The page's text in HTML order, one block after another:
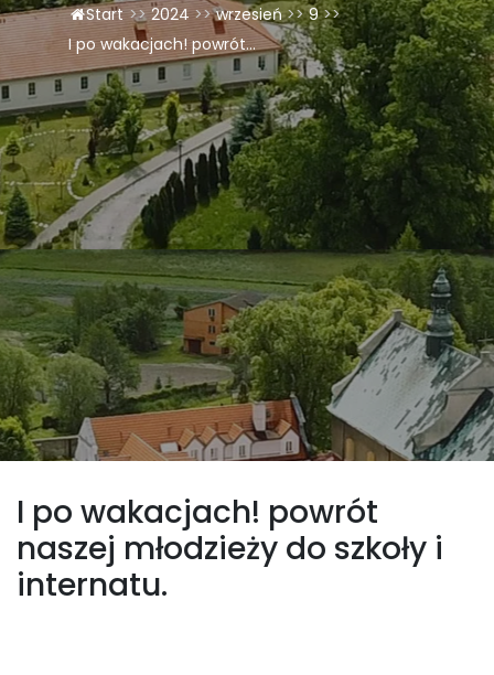
Start >> 2024 >> wrzesień >> 9 >>
I po wakacjach! powrót...
I po wakacjach! powrót
naszej młodzieży do szkoły i
internatu.